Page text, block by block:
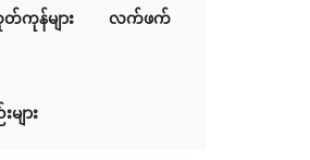
န်များ လက်ဖက်
ျား